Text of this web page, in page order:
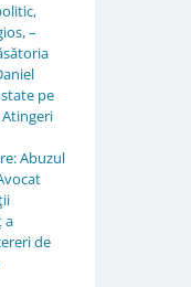
–
pe
Abuzul
a
de